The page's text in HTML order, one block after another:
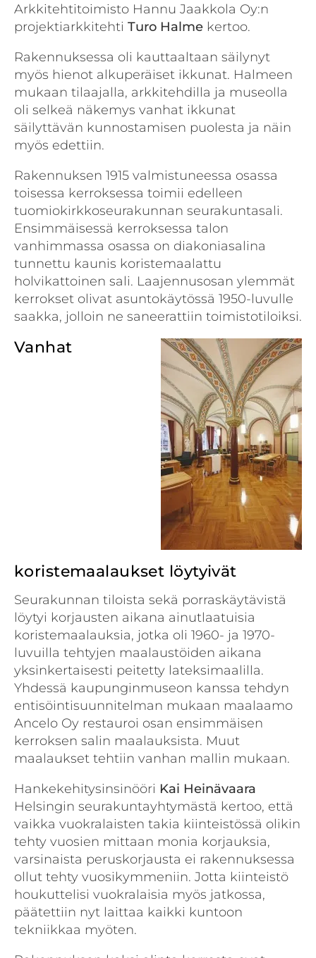
Arkkitehtitoimisto Hannu Jaakkola Oy:n
projektiarkkitehti Turo Halme kertoo.
Rakennuksessa oli kauttaaltaan säilynyt
myös hienot alkuperäiset ikkunat. Halmeen
mukaan tilaajalla, arkkitehdilla ja museolla
oli selkeä näkemys vanhat ikkunat
säilyttävän kunnostamisen puolesta ja näin
myös edettiin.
Rakennuksen 1915 valmistuneessa osassa
toisessa kerroksessa toimii edelleen
tuomiokirkkoseurakunnan seurakuntasali.
Ensimmäisessä kerroksessa talon
vanhimmassa osassa on diakoniasalina
tunnettu kaunis koristemaalattu
holvikattoinen sali. Laajennusosan ylemmät
kerrokset olivat asuntokäytössä 1950-luvulle
saakka, jolloin ne saneerattiin toimistotiloiksi.
Vanhat
koristemaalaukset löytyivät
Seurakunnan tiloista sekä porraskäytävistä
löytyi korjausten aikana ainutlaatuisia
koristemaalauksia, jotka oli 1960- ja 1970-
luvuilla tehtyjen maalaustöiden aikana
yksinkertaisesti peitetty lateksimaalilla.
Yhdessä kaupunginmuseon kanssa tehdyn
entisöintisuunnitelman mukaan maalaamo
Ancelo Oy restauroi osan ensimmäisen
kerroksen salin maalauksista. Muut
maalaukset tehtiin vanhan mallin mukaan.
Hankekehitysinsinööri Kai Heinävaara
Helsingin seurakuntayhtymästä kertoo, että
vaikka vuokralaisten takia kiinteistössä olikin
tehty vuosien mittaan monia korjauksia,
varsinaista peruskorjausta ei rakennuksessa
ollut tehty vuosikymmeniin. Jotta kiinteistö
houkuttelisi vuokralaisia myös jatkossa,
päätettiin nyt laittaa kaikki kuntoon
tekniikkaa myöten.